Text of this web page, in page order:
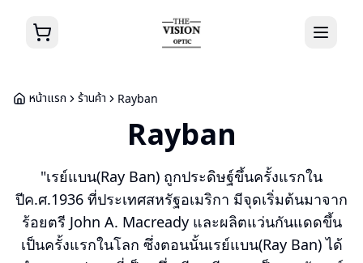
หน้าแรก ร้านค้า Rayban
Rayban
"เรย์แบน(Ray Ban) ถูกประดิษฐ์ขึ้นครั้งแรกใน
ปีค.ศ.1936 ที่ประเทศสหรัฐอเมริกา มีจุดเริ่มต้นมาจาก
ร้อยตรี John A. Macready และผลิตแว่นกันแดดขึ้น
เป็นครั้งแรกในโลก ซึ่งตอนนั้นเรย์แบน(Ray Ban) ได้